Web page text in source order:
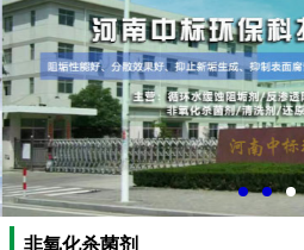
非氧化杀菌剂